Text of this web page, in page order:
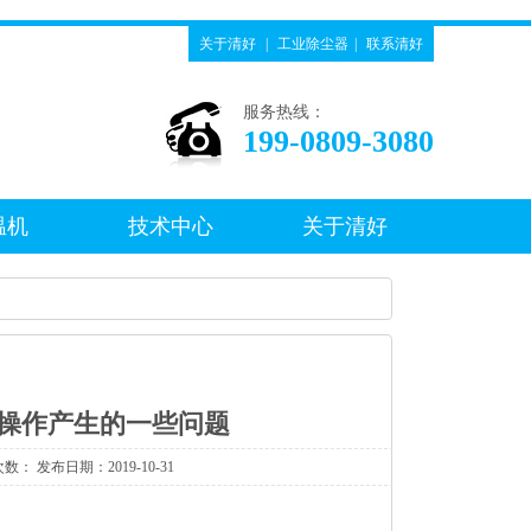
关于清好 工业除尘器 联系清好
服务热线：
199-0809-3080
机 技术中心 关于清好
作产生的一些问题
： 发布日期：2019-10-31